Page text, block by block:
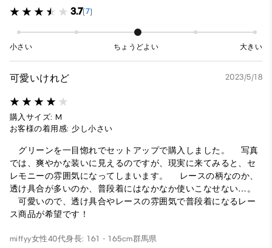
3.7(7)
小さい ちょうどよい 大きい
可愛いけれど 2023/5/18
購入サイズ: M
お客様の着用感: 少し小さい
グリーンを一目惚れでセットアップで購入しました。 写真
では、爽やかな装いに見えるのですが、現実に来てみると、セ
レモニーの雰囲気になってしまいます。 レースの柄なのか、
透け具合が多いのか、普段着にはなかなか使いこなせない…。
可愛いので、透け具合やレースの雰囲気で普段着になるレー
ス商品が希望です！
miffyy女性40代身長: 161 - 165cm群馬県